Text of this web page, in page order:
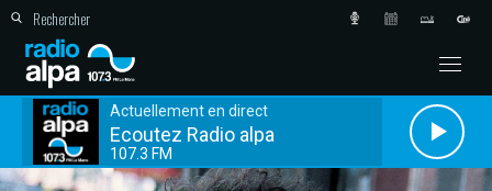
Actuellement en direct
Ecoutez Radio alpa
107.3 FM